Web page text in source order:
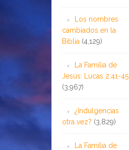
Los nombres
cambiados en la
Biblia (4,129)
La Familia de
Jesús: Lucas 2:41-45
(3,967)
¿Indulgencias
otra vez? (3,829)
La Familia de